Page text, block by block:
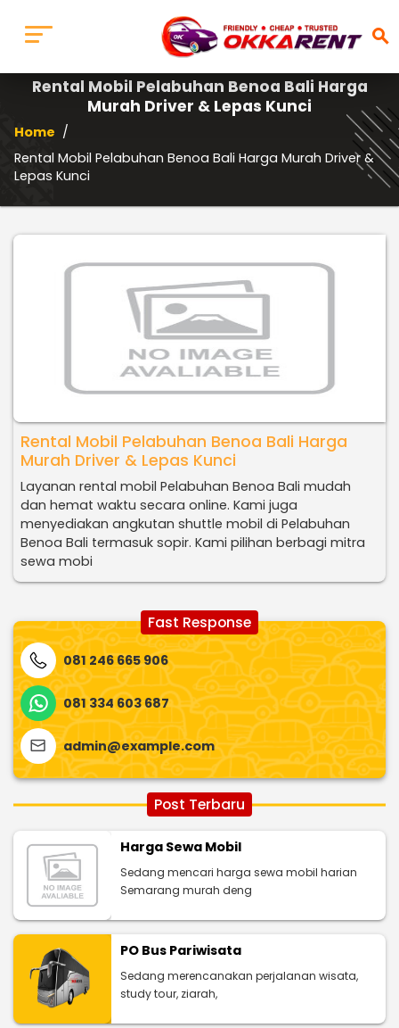
search
Rental Mobil Pelabuhan Benoa Bali Harga
Murah Driver & Lepas Kunci
Home /
Rental Mobil Pelabuhan Benoa Bali Harga Murah Driver &
Lepas Kunci
Rental Mobil Pelabuhan Benoa Bali Harga
Murah Driver & Lepas Kunci
Layanan rental mobil Pelabuhan Benoa Bali mudah
dan hemat waktu secara online. Kami juga
menyediakan angkutan shuttle mobil di Pelabuhan
Benoa Bali termasuk sopir. Kami pilihan berbagi mitra
sewa mobi
Fast Response
081 246 665 906
081 334 603 687
admin@example.com
Post Terbaru
Harga Sewa Mobil
Sedang mencari harga sewa mobil harian
Semarang murah deng
PO Bus Pariwisata
Sedang merencanakan perjalanan wisata,
study tour, ziarah,